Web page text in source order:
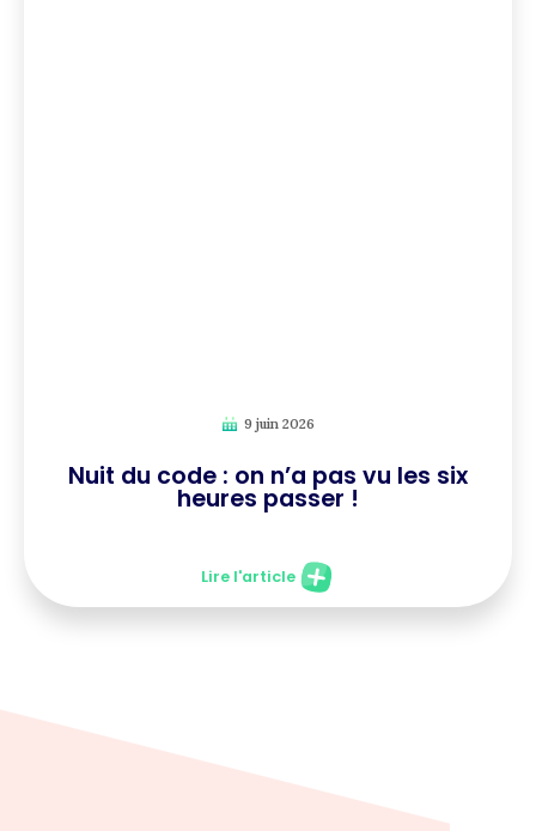
9 juin 2026
Nuit du code : on n’a pas vu les six
heures passer !
Lire l'article